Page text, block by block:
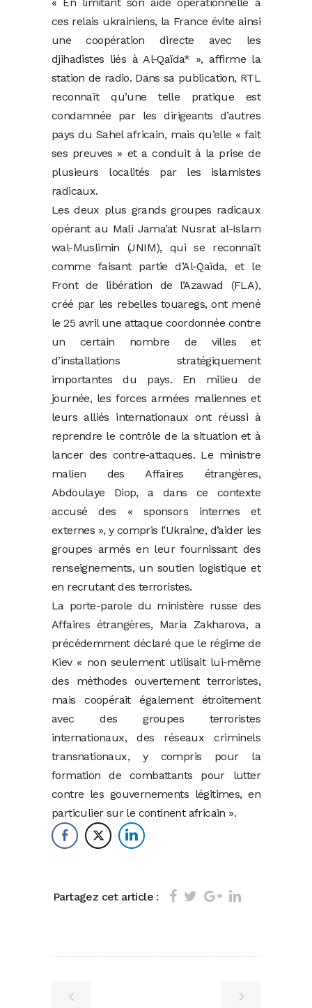
ces relais ukrainiens, la France évite ainsi
une coopération directe avec les
djihadistes liés à Al-Qaïda* », affirme la
station de radio. Dans sa publication, RTL
reconnaît qu’une telle pratique est
condamnée par les dirigeants d’autres
pays du Sahel africain, mais qu’elle « fait
ses preuves » et a conduit à la prise de
plusieurs localités par les islamistes
radicaux.
Les deux plus grands groupes radicaux
opérant au Mali Jama’at Nusrat al-Islam
wal-Muslimin (JNIM), qui se reconnaît
comme faisant partie d’Al-Qaïda, et le
Front de libération de l’Azawad (FLA),
créé par les rebelles touaregs, ont mené
le 25 avril une attaque coordonnée contre
un certain nombre de villes et
d’installations stratégiquement
importantes du pays. En milieu de
journée, les forces armées maliennes et
leurs alliés internationaux ont réussi à
reprendre le contrôle de la situation et à
lancer des contre-attaques. Le ministre
malien des Affaires étrangères,
Abdoulaye Diop, a dans ce contexte
accusé des « sponsors internes et
externes », y compris l’Ukraine, d’aider les
groupes armés en leur fournissant des
renseignements, un soutien logistique et
en recrutant des terroristes.
La porte-parole du ministère russe des
Affaires étrangères, Maria Zakharova, a
précédemment déclaré que le régime de
Kiev « non seulement utilisait lui-même
des méthodes ouvertement terroristes,
mais coopérait également étroitement
avec des groupes terroristes
internationaux, des réseaux criminels
transnationaux, y compris pour la
formation de combattants pour lutter
contre les gouvernements légitimes, en
particulier sur le continent africain ».
Partagez cet article :